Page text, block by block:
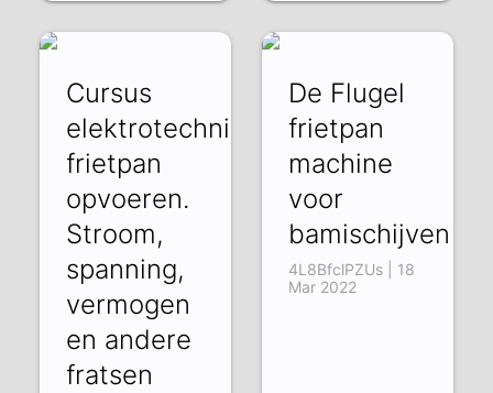
Cursus
elektrotechniek,
frietpan
opvoeren.
Stroom,
spanning,
vermogen
en andere
fratsen
De Flugel
frietpan
machine
voor
bamischijven
4L8BfclPZUs | 18
Mar 2022